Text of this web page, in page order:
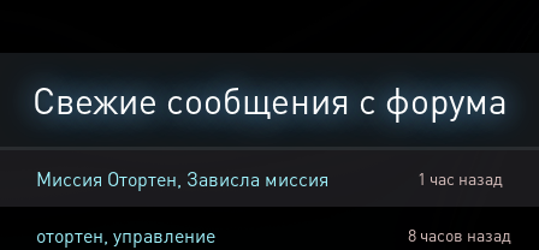
Свежие сообщения с форума
Миссия Отортен, Зависла миссия 1 час назад
отортен, управление 8 часов назад